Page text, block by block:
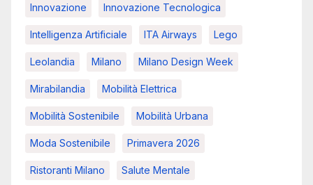
Innovazione Innovazione Tecnologica
Intelligenza Artificiale ITA Airways Lego
Leolandia Milano Milano Design Week
Mirabilandia Mobilità Elettrica
Mobilità Sostenibile Mobilità Urbana
Moda Sostenibile Primavera 2026
Ristoranti Milano Salute Mentale